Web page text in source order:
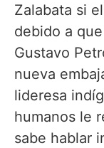
Zalabata si
debido a
Gustavo
nueva
lideresa
humanos le
sabe hablar